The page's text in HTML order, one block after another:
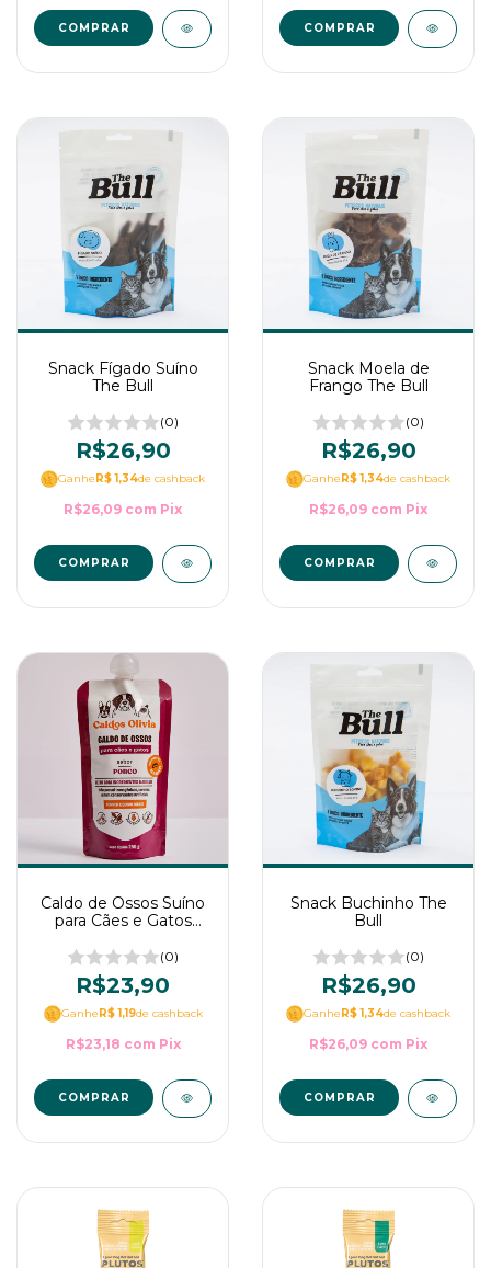
Snack Fígado Suíno
The Bull
(0)
R$26,90
GanheR$ 1,34de cashback
R$26,09 com Pix
Snack Moela de
Frango The Bull
(0)
R$26,90
GanheR$ 1,34de cashback
R$26,09 com Pix
Caldo de Ossos Suíno
para Cães e Gatos
Olivia
(0)
R$23,90
GanheR$ 1,19de cashback
R$23,18 com Pix
Snack Buchinho The
Bull
(0)
R$26,90
GanheR$ 1,34de cashback
R$26,09 com Pix